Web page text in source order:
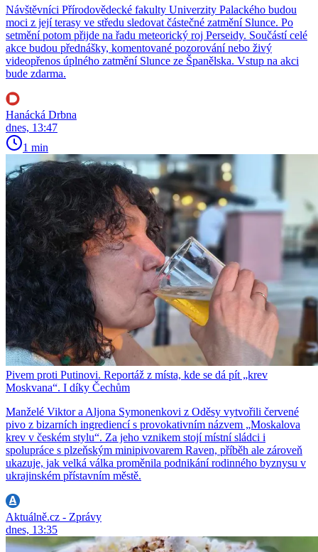
Návštěvníci Přírodovědecké fakulty Univerzity Palackého budou
moci z její terasy ve středu sledovat částečné zatmění Slunce. Po
setmění potom přijde na řadu meteorický roj Perseidy. Součástí celé
akce budou přednášky, komentované pozorování nebo živý
videopřenos úplného zatmění Slunce ze Španělska. Vstup na akci
bude zdarma.
Hanácká Drbna
dnes, 13:47
1 min
Pivem proti Putinovi. Reportáž z místa, kde se dá pít „krev
Moskvana“. I díky Čechům
Manželé Viktor a Aljona Symonenkovi z Oděsy vytvořili červené
pivo z bizarních ingrediencí s provokativním názvem „Moskalova
krev v českém stylu“. Za jeho vznikem stojí místní sládci i
spolupráce s plzeňským minipivovarem Raven, příběh ale zároveň
ukazuje, jak velká válka proměnila podnikání rodinného byznysu v
ukrajinském přístavním městě.
Aktuálně.cz - Zprávy
dnes, 13:35